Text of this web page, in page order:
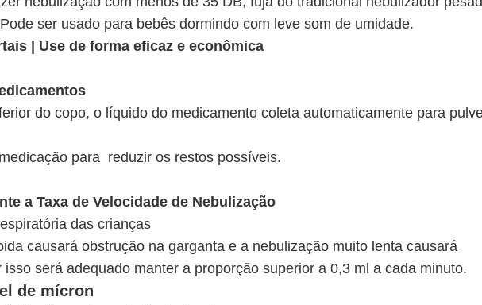
ser usado para bebês dormindo com leve som de umidade.
| Use de forma eficaz e econômica
do copo, o líquido do medicamento coleta automaticamente para
para reduzir os restos possíveis.
a Taxa de Velocidade de Nebulização
das crianças
causará obstrução na garganta e a nebulização muito lenta causará
será adequado manter a proporção superior a 0,3 ml a cada minuto.
de mícron